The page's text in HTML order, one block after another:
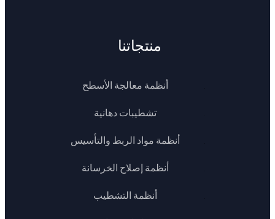
منتجاتنا
أنظمة معالجة الأسطح
تشطيبات دهانية
أنظمة مواد الربط والتأسيس
أنظمة إصلاح الخرسانة
أنظمة التشطيب